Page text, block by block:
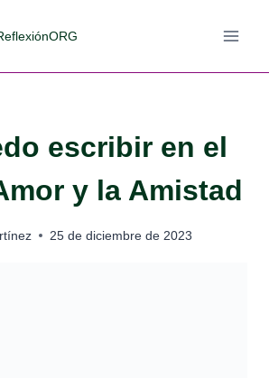
escribir en el
y la Amistad
25 de diciembre de 2023